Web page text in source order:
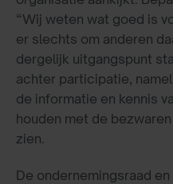
“Wij weten wat goed is
er slechts om anderen
dergelijk uitgangspunt
achter participatie,
de informatie en kennis
houden met de
zien.
De ondernemingsraad